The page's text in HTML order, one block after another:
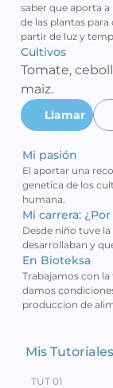
saber que aporta
de las plantas
partir de luz y
Cultivos
Tomate,
maiz.
Llamar
Mi pasión
El aportar una
genetica de los
humana.
Mi carrera:
Desde niño tuve
desarrollaban y
En Bioteksa
Trabajamos con
damos
produccion de
Mis Tutoriales
TUT 01